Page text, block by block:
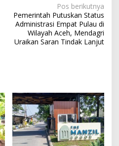
Pos berikutnya
Pemerintah Putuskan Status
Administrasi Empat Pulau di
Wilayah Aceh, Mendagri
Uraikan Saran Tindak Lanjut